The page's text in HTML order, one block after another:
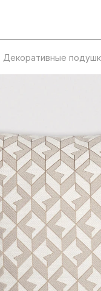
Декоративные